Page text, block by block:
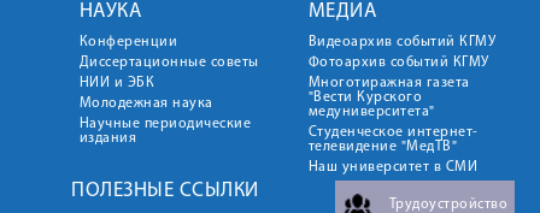
НАУКА
Конференции
Диссертационные советы
НИИ и ЭБК
Молодежная наука
Научные периодические
издания
МЕДИА
Видеоархив событий КГМУ
Фотоархив событий КГМУ
Многотиражная газета
"Вести Курского
медуниверситета"
Студенческое интернет-
телевидение "МедТВ"
Наш университет в СМИ
ПОЛЕЗНЫЕ ССЫЛКИ
Трудоустройство